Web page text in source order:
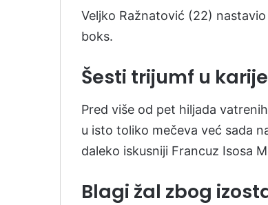
Veljko Ražnatović (22)
boks.
Šesti trijumf u
Pred više od pet hiljada
u isto toliko mečeva već sada
daleko iskusniji Francuz Isosa
Blagi žal zbog